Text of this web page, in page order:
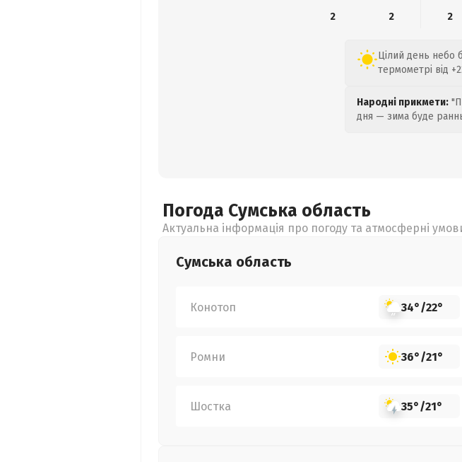
2
2 2
Цілий день небо
термометрі від
Народні прикмети:
дня — зима буде
Погода Сумська область
Актуальна інформація про погоду та атмосферні
Сумська область
Конотоп 34°/22°
Ромни 36°/21°
Шостка 35°/21°